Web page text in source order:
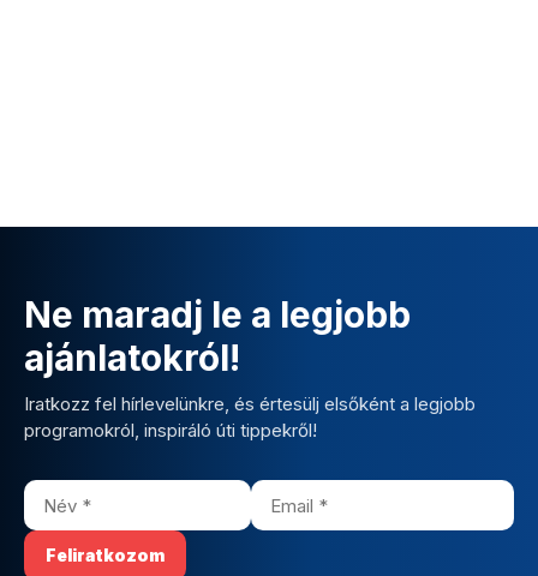
Ne maradj le a legjobb
ajánlatokról!
Iratkozz fel hírlevelünkre, és értesülj elsőként a legjobb
programokról, inspiráló úti tippekről!